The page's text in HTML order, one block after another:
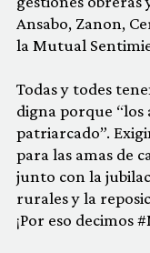
Ansabo, Zanon,
la Mutual
Todas y todes
digna porque
patriarcado”.
para las amas de
junto con la
rurales y la
¡Por eso decimos